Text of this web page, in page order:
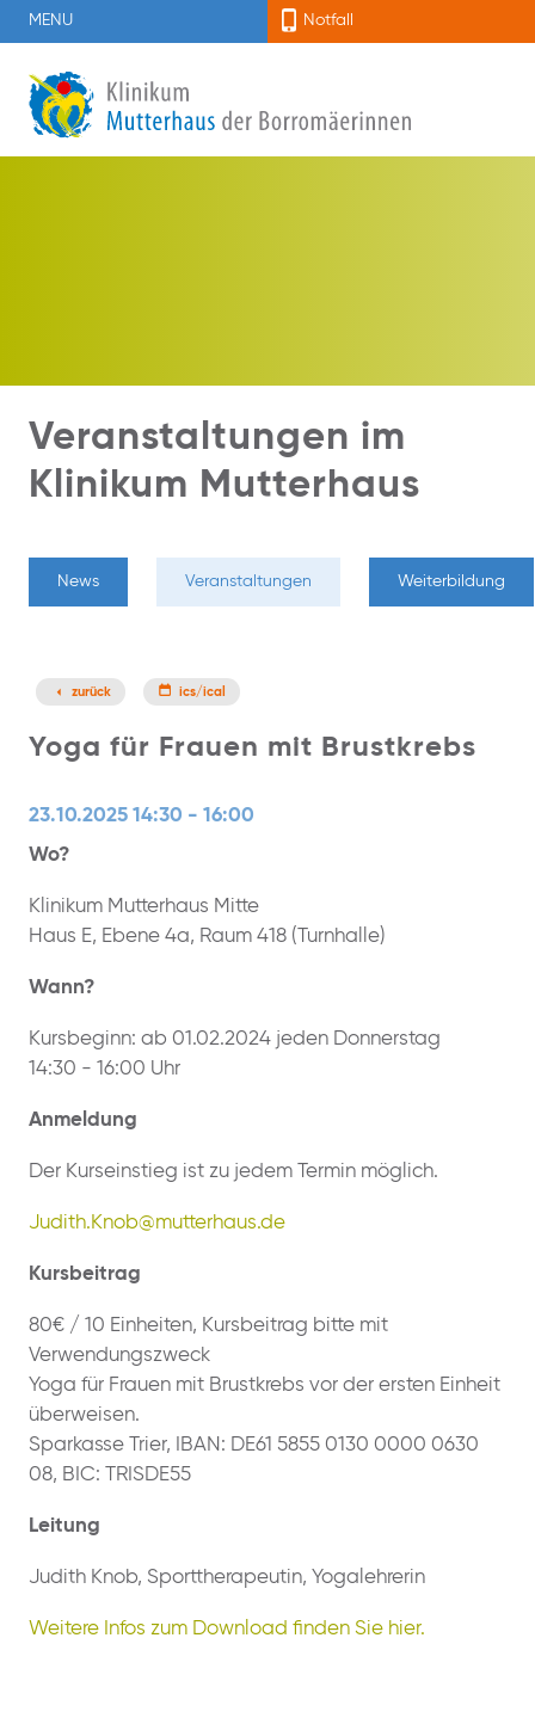
MENU Notfall
Veranstaltungen im
Klinikum Mutterhaus
News Veranstaltungen Weiterbildung
Yoga für Frauen mit Brustkrebs
23.10.2025 14:30 - 16:00
Wo?
Klinikum Mutterhaus Mitte
Haus E, Ebene 4a, Raum 418 (Turnhalle)
Wann?
Kursbeginn: ab 01.02.2024 jeden Donnerstag
14:30 - 16:00 Uhr
Anmeldung
Der Kurseinstieg ist zu jedem Termin möglich.
Judith.Knob@mutterhaus.de
Kursbeitrag
80€ / 10 Einheiten, Kursbeitrag bitte mit
Verwendungszweck
Yoga für Frauen mit Brustkrebs vor der ersten Einheit
überweisen.
Sparkasse Trier, IBAN: DE61 5855 0130 0000 0630
08, BIC: TRISDE55
Leitung
Judith Knob, Sporttherapeutin, Yogalehrerin
Weitere Infos zum Download finden Sie hier.
zurück ics/ical